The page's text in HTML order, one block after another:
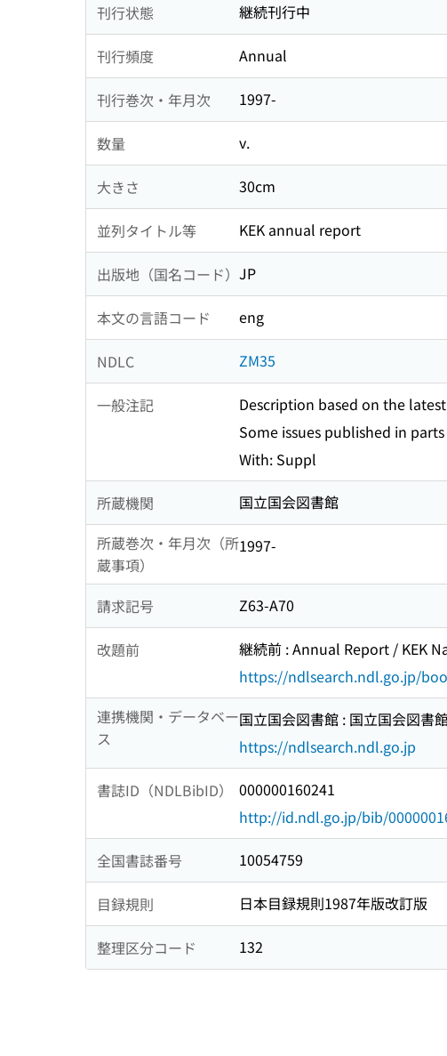
刊行状態 継続刊行中
刊行頻度 Annual
刊行巻次・年月次 1997-
数量 v.
大きさ 30cm
並列タイトル等 KEK annual report
出版地（国名コード） JP
本文の言語コード eng
NDLC ZM35
一般注記
Description based on the
Some issues published in parts
With: Suppl
所蔵機関
国立国会図書館
所蔵巻次・年月次（所
蔵事項）
1997-
請求記号 Z63-A70
改題前
継続前 : Annual Report / KEK
https://ndlsearch.ndl.go.jp/
連携機関・データベー
ス
国立国会図書館 : 国立国会図書
https://ndlsearch.ndl.go.jp
書誌ID（NDLBibID）
000000160241
http://id.ndl.go.jp/bib/
全国書誌番号 10054759
目録規則 日本目録規則1987年版改訂版
整理区分コード 132